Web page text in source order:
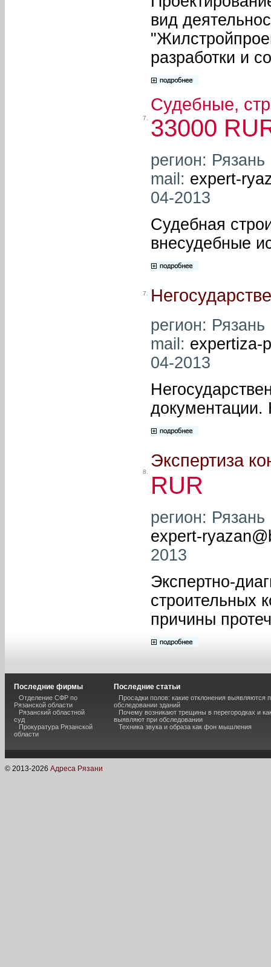
вид
разработки и
7.
Судебные,
33000
регион:
mail: expert-
04-2013
Судебная
внесудебные
7.
регион:
mail: expertiza-
04-2013
документации.
8.
Экспертиза
RUR
регион:
expert-
2013
Экспертно-
строительных
причины
Последние фирмы
Отделение СФР по
Рязанской области
Рязанский областной
суд
Прокуратура Рязанской
области
Последние статьи
Просадки полов: какие отклонения выявляются
обследовании зданий
Почему возникают трещины в перегородках и
выявляют при обследовании
Техника звука и образа как фон мышления
© 2013-2026 Адреса Рязани